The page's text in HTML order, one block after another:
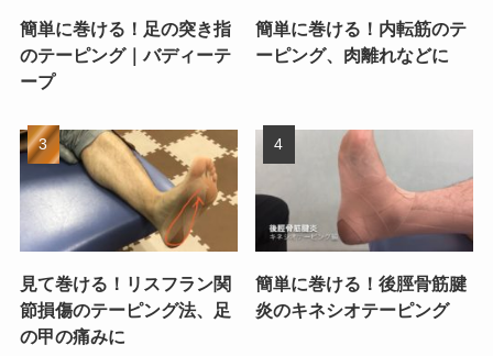
簡単に巻ける！足の突き指
のテーピング｜バディーテ
ープ
簡単に巻ける！内転筋のテ
ーピング、肉離れなどに
見て巻ける！リスフラン関
節損傷のテーピング法、足
の甲の痛みに
簡単に巻ける！後脛骨筋腱
炎のキネシオテーピング